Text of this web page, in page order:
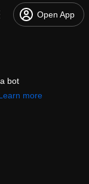
Open App
bot
more